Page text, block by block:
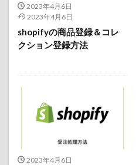
2023年4月6日
2023年4月6日
shopifyの商品登録＆コレ
クション登録方法
2023年4月6日